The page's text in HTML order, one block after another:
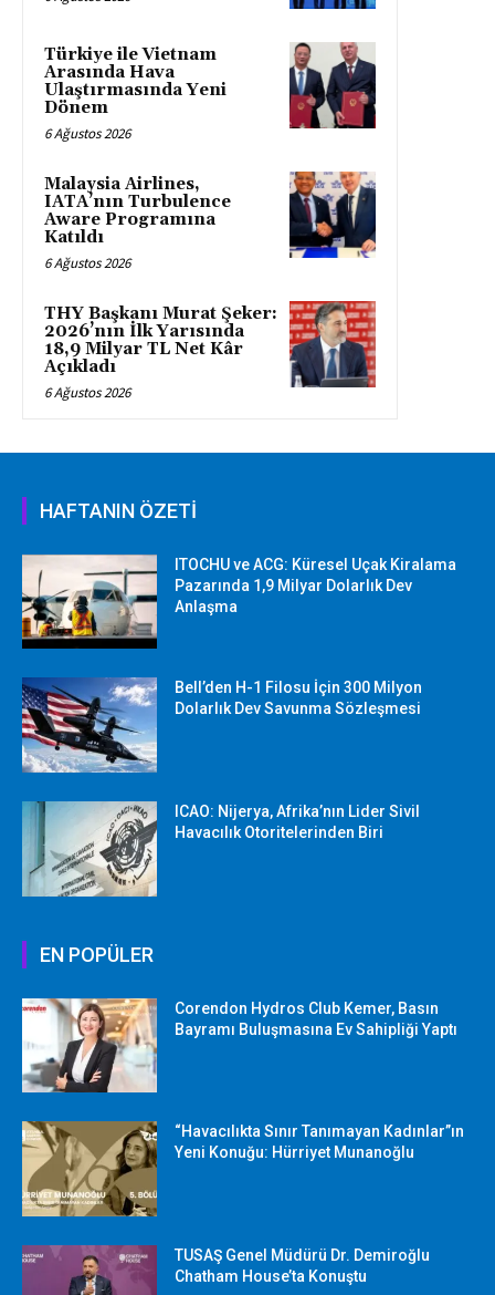
Türkiye ile Vietnam
Arasında Hava
Ulaştırmasında Yeni
Dönem
6 Ağustos 2026
Malaysia Airlines,
IATA’nın Turbulence
Aware Programına
Katıldı
6 Ağustos 2026
THY Başkanı Murat Şeker:
2026’nın İlk Yarısında
18,9 Milyar TL Net Kâr
Açıkladı
6 Ağustos 2026
HAFTANIN ÖZETİ
ITOCHU ve ACG: Küresel Uçak Kiralama
Pazarında 1,9 Milyar Dolarlık Dev
Anlaşma
Bell’den H-1 Filosu İçin 300 Milyon
Dolarlık Dev Savunma Sözleşmesi
ICAO: Nijerya, Afrika’nın Lider Sivil
Havacılık Otoritelerinden Biri
EN POPÜLER
Corendon Hydros Club Kemer, Basın
Bayramı Buluşmasına Ev Sahipliği Yaptı
“Havacılıkta Sınır Tanımayan Kadınlar”ın
Yeni Konuğu: Hürriyet Munanoğlu
TUSAŞ Genel Müdürü Dr. Demiroğlu
Chatham House’ta Konuştu